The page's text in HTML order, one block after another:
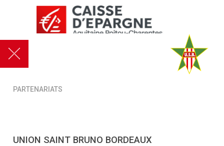
PARTENARIATS
UNION SAINT BRUNO BORDEAUX